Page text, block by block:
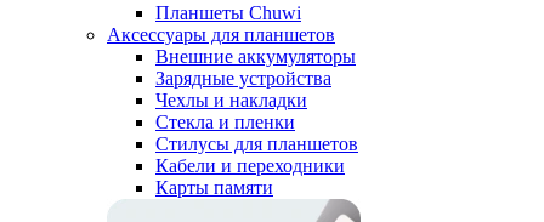
Планшеты Chuwi
Аксессуары для планшетов
Внешние аккумуляторы
Зарядные устройства
Чехлы и накладки
Стекла и пленки
Стилусы для планшетов
Кабели и переходники
Карты памяти